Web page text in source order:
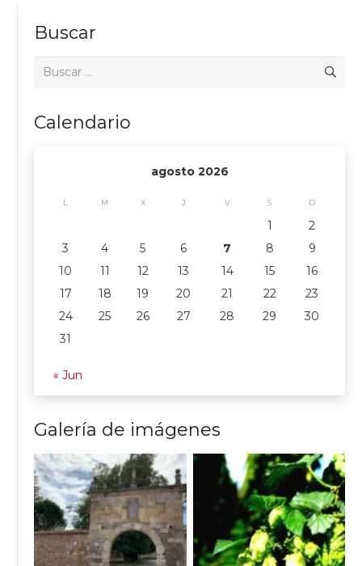
Buscar
Buscar:
Calendario
agosto 2026
L M X J V S D
1
2
3
4 5 6 7 8
9
10
11 12 13 14 15
16
17
18 19 20 21 22
23
24
25 26 27 28 29
30
31
« Jun
Galería de imágenes